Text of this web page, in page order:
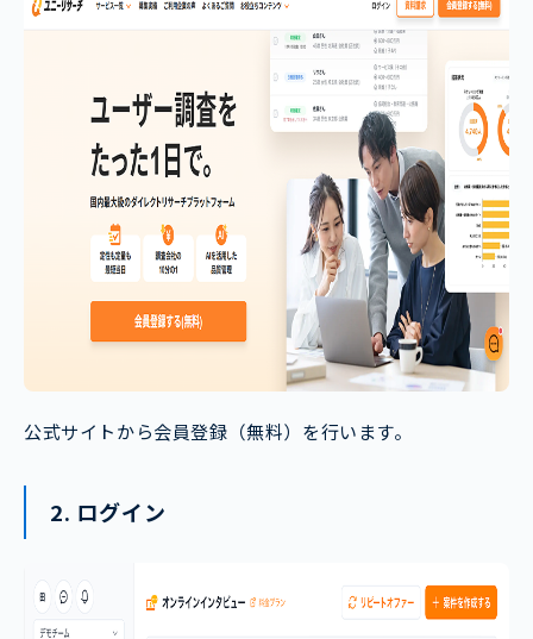
公式サイトから会員登録（無料）を行います。
2. ログイン